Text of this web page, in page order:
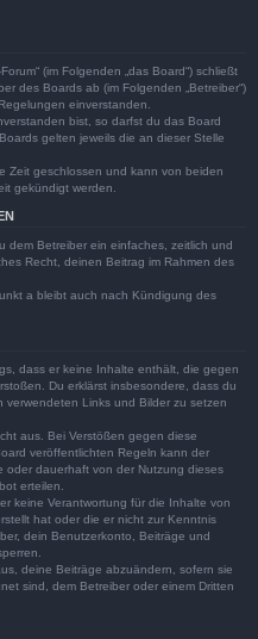
(im Folgenden „das Board“) schließt
des Boards ab (im Folgenden „Betreiber“)
einverstanden.
bist, so darfst du das Board
gelten jeweils die an dieser Stelle
Zeit geschlossen und kann von beiden
gekündigt werden.
dem Betreiber ein einfaches, zeitlich und
Recht, deinen Beitrag im Rahmen des
a bleibt auch nach Kündigung des
dass er keine Inhalte enthält, die gegen
Du erklärst insbesondere, dass du
Links und Bilder zu setzen
aus. Bei Verstößen gegen diese
veröffentlichten Regeln kann der
oder dauerhaft von der Nutzung dieses
erteilen.
keine Verantwortung für die Inhalte von
hat oder die er nicht zur Kenntnis
dein Benutzerkonto, Beiträge und
deine Beiträge abzuändern, sofern sie
sind, dem Betreiber oder einem Dritten